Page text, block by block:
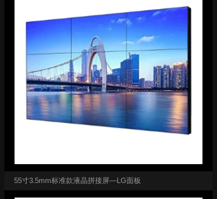
55寸3.5mm标准款液晶拼接屏—LG面板